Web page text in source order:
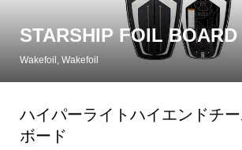
STARSHIP FOIL BOARD
Wakefoil , Wakefoil
ハイパーライトハイエンドチ
ボード